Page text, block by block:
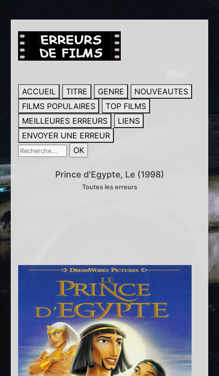
ACCUEIL TITRE GENRE
NOUVEAUTES
FILMS POPULAIRES
TOP FILMS
MEILLEURES ERREURS
LIENS
ENVOYER UNE ERREUR
Prince d'Egypte, Le (1998)
Toutes les erreurs